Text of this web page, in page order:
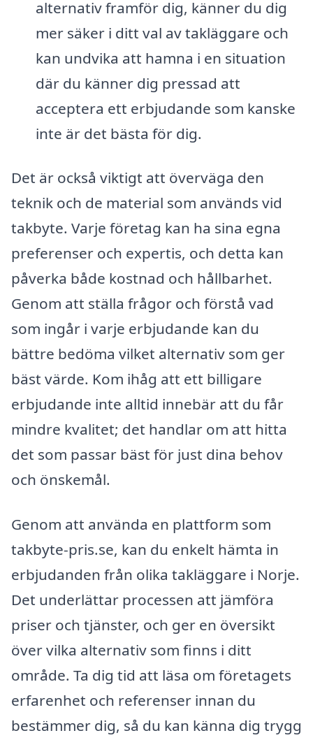
alternativ framför dig, känner du dig
mer säker i ditt val av takläggare och
kan undvika att hamna i en situation
där du känner dig pressad att
acceptera ett erbjudande som kanske
inte är det bästa för dig.
Det är också viktigt att överväga den
teknik och de material som används vid
takbyte. Varje företag kan ha sina egna
preferenser och expertis, och detta kan
påverka både kostnad och hållbarhet.
Genom att ställa frågor och förstå vad
som ingår i varje erbjudande kan du
bättre bedöma vilket alternativ som ger
bäst värde. Kom ihåg att ett billigare
erbjudande inte alltid innebär att du får
mindre kvalitet; det handlar om att hitta
det som passar bäst för just dina behov
och önskemål.
Genom att använda en plattform som
takbyte-pris.se, kan du enkelt hämta in
erbjudanden från olika takläggare i Norje.
Det underlättar processen att jämföra
priser och tjänster, och ger en översikt
över vilka alternativ som finns i ditt
område. Ta dig tid att läsa om företagets
erfarenhet och referenser innan du
bestämmer dig, så du kan känna dig trygg